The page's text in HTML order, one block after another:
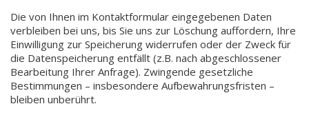
Die von Ihnen im Kontaktformular eingegebenen Daten
verbleiben bei uns, bis Sie uns zur Löschung auffordern, Ihre
Einwilligung zur Speicherung widerrufen oder der Zweck für
die Datenspeicherung entfällt (z.B. nach abgeschlossener
Bearbeitung Ihrer Anfrage). Zwingende gesetzliche
Bestimmungen – insbesondere Aufbewahrungsfristen –
bleiben unberührt.